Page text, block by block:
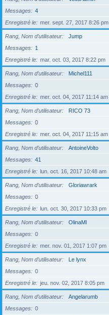
Messages
4
Enregistré le
mer. sept. 27, 2017 8:26 pm
Rang, Nom d’utilisateur
Jump
Messages
1
Enregistré le
mar. oct. 03, 2017 8:22 pm
Rang, Nom d’utilisateur
Michel111
Messages
0
Enregistré le
mer. oct. 04, 2017 11:14 am
Rang, Nom d’utilisateur
RICO 73
Messages
0
Enregistré le
mer. oct. 04, 2017 11:15 am
Rang, Nom d’utilisateur
AntoineVolto
Messages
41
Enregistré le
lun. oct. 16, 2017 10:48 am
Rang, Nom d’utilisateur
Gloriawrark
Messages
0
Enregistré le
lun. oct. 30, 2017 10:33 pm
Rang, Nom d’utilisateur
OlinaMl
Messages
0
Enregistré le
mer. nov. 01, 2017 1:07 pm
Rang, Nom d’utilisateur
Le lynx
Messages
0
Enregistré le
jeu. nov. 02, 2017 8:05 pm
Rang, Nom d’utilisateur
Angelarumb
Messages
0